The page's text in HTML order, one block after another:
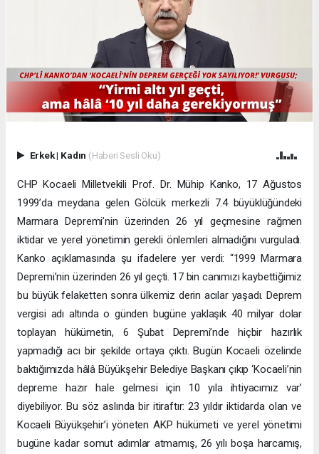
Erkek| Kadın (Haberi Sesli Oku)
CHP Kocaeli Milletvekili Prof. Dr. Mühip Kanko, 17 Ağustos
1999’da meydana gelen Gölcük merkezli 7.4 büyüklüğündeki
Marmara Depremi’nin üzerinden 26 yıl geçmesine rağmen
iktidar ve yerel yönetimin gerekli önlemleri almadığını vurguladı.
Kanko açıklamasında şu ifadelere yer verdi: “1999 Marmara
Depremi’nin üzerinden 26 yıl geçti. 17 bin canımızı kaybettiğimiz
bu büyük felaketten sonra ülkemiz derin acılar yaşadı. Deprem
vergisi adı altında o günden bugüne yaklaşık 40 milyar dolar
toplayan hükümetin, 6 Şubat Depremi’nde hiçbir hazırlık
yapmadığı acı bir şekilde ortaya çıktı. Bugün Kocaeli özelinde
baktığımızda hâlâ Büyükşehir Belediye Başkanı çıkıp ‘Kocaeli’nin
depreme hazır hale gelmesi için 10 yıla ihtiyacımız var’
diyebiliyor. Bu söz aslında bir itiraftır: 23 yıldır iktidarda olan ve
Kocaeli Büyükşehir’i yöneten AKP hükümeti ve yerel yönetimi
bugüne kadar somut adımlar atmamış, 26 yılı boşa harcamış,